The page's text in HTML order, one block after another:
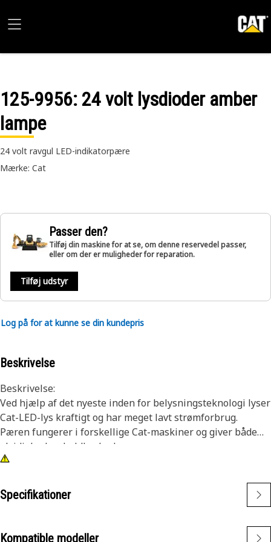
125-9956: 24 volt lysdioder amber
lampe
24 volt ravgul LED-indikatorpære
Mærke: Cat
Passer den?
Tilføj din maskine for at se, om denne reservedel passer,
eller om der er muligheder for reparation.
Tilføj udstyr
Log på for at kunne se din kundepris
Beskrivelse
Beskrivelse:
Ved hjælp af det nyeste inden for belysningsteknologi lyser
Cat-LED-lys kraftigt og har meget lavt strømforbrug.
Pæren fungerer i forskellige Cat-maskiner og giver både
alsidighed og holdbarhed.
Egenskaber:
• 24 V
• Glidebase
• Bipolær
Specifikationer
Kompatible modeller